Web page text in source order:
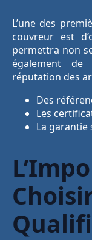
L’une des
couvreur est
permettra non
également
réputation des
Des
Les
La garantie